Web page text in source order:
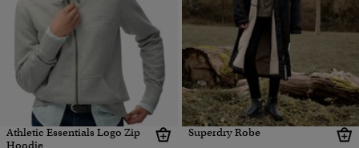
Athletic Essentials Logo Zip
Superdry Robe